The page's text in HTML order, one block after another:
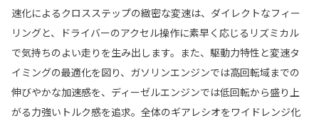
速化によるクロスステップの緻密な変速は、ダイレクトなフィー
リングと、ドライバーのアクセル操作に素早く応じるリズミカル
で気持ちのよい走りを生み出します。また、駆動力特性と変速タ
イミングの最適化を図り、ガソリンエンジンでは高回転域までの
伸びやかな加速感を、ディーゼルエンジンでは低回転から盛り上
がる力強いトルク感を追求。全体のギアレシオをワイドレンジ化